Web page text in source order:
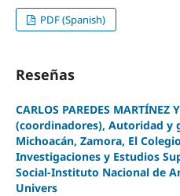
PDF (Spanish)
Reseñas
CARLOS PAREDES MARTÍNEZ
(coordinadores), Autoridad y
Michoacán, Zamora, El
Investigaciones y Estudios
Social-Instituto Nacional de
Univers